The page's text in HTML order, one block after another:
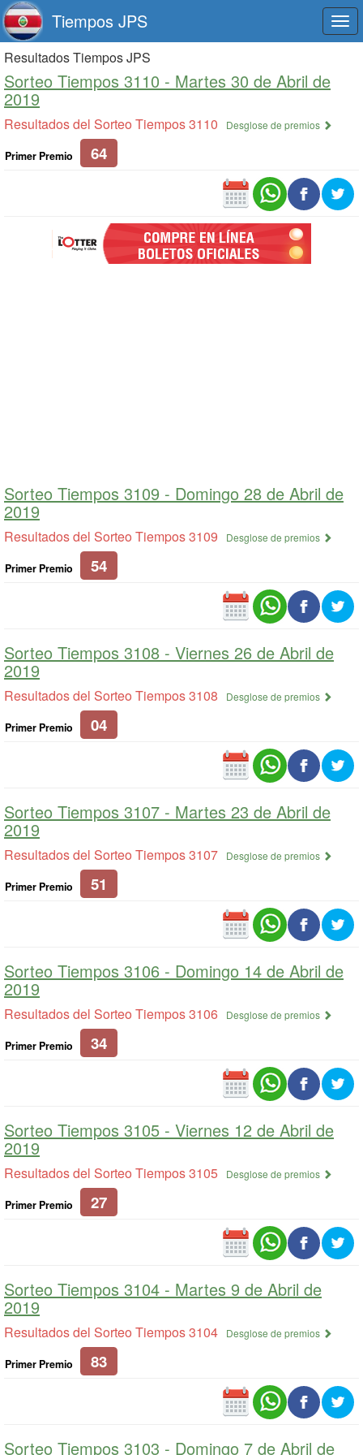
Tiempos JPS
Resultados Tiempos JPS
Sorteo Tiempos 3110 - Martes 30 de Abril de
2019
Resultados del Sorteo Tiempos 3110 Desglose de premios
Primer Premio 64
Sorteo Tiempos 3109 - Domingo 28 de Abril de
2019
Resultados del Sorteo Tiempos 3109 Desglose de premios
Primer Premio 54
Sorteo Tiempos 3108 - Viernes 26 de Abril de
2019
Resultados del Sorteo Tiempos 3108 Desglose de premios
Primer Premio 04
Sorteo Tiempos 3107 - Martes 23 de Abril de
2019
Resultados del Sorteo Tiempos 3107 Desglose de premios
Primer Premio 51
Sorteo Tiempos 3106 - Domingo 14 de Abril de
2019
Resultados del Sorteo Tiempos 3106 Desglose de premios
Primer Premio 34
Sorteo Tiempos 3105 - Viernes 12 de Abril de
2019
Resultados del Sorteo Tiempos 3105 Desglose de premios
Primer Premio 27
Sorteo Tiempos 3104 - Martes 9 de Abril de
2019
Resultados del Sorteo Tiempos 3104 Desglose de premios
Primer Premio 83
Sorteo Tiempos 3103 - Domingo 7 de Abril de